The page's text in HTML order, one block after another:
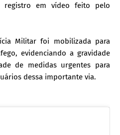
em vídeo feito pelo
Militar foi mobilizada para
evidenciando a gravidade
de medidas urgentes para
dessa importante via.